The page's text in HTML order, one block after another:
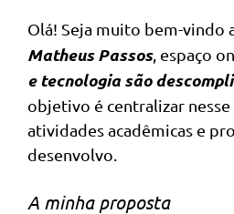
Olá! Seja muito bem-vindo
Matheus Passos, espaço
e tecnologia são
objetivo é centralizar nesse
atividades acadêmicas e
desenvolvo.
A minha proposta